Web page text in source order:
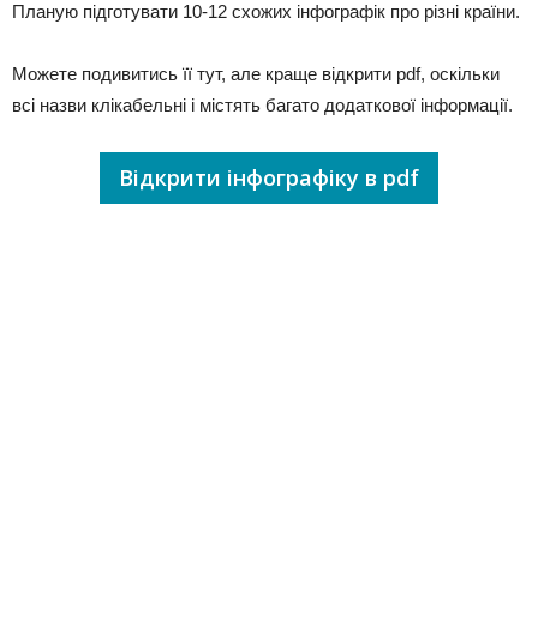
Планую підготувати 10-12 схожих інфографік про різні країни.
Можете подивитись її тут, але краще відкрити pdf, оскільки
всі назви клікабельні і містять багато додаткової інформації.
Відкрити інфографіку в pdf